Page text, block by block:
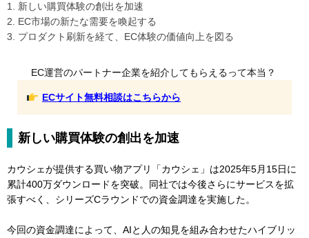
1. 新しい購買体験の創出を加速
2. EC市場の新たな需要を喚起する
3. プロダクト刷新を経て、EC体験の価値向上を図る
EC運営のパートナー企業を紹介してもらえるって本当？
ECサイト無料相談はこちらから
新しい購買体験の創出を加速
カウシェが提供する買い物アプリ「カウシェ」は2025年5月15日に
累計400万ダウンロードを突破。同社では今後さらにサービスを拡
張すべく、シリーズCラウンドでの資金調達を実施した。
今回の資金調達によって、AIと人の知見を組み合わせたハイブリッ